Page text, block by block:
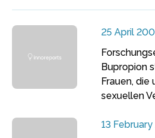
25 April
Bupropion
Frauen,
sexuellen
13